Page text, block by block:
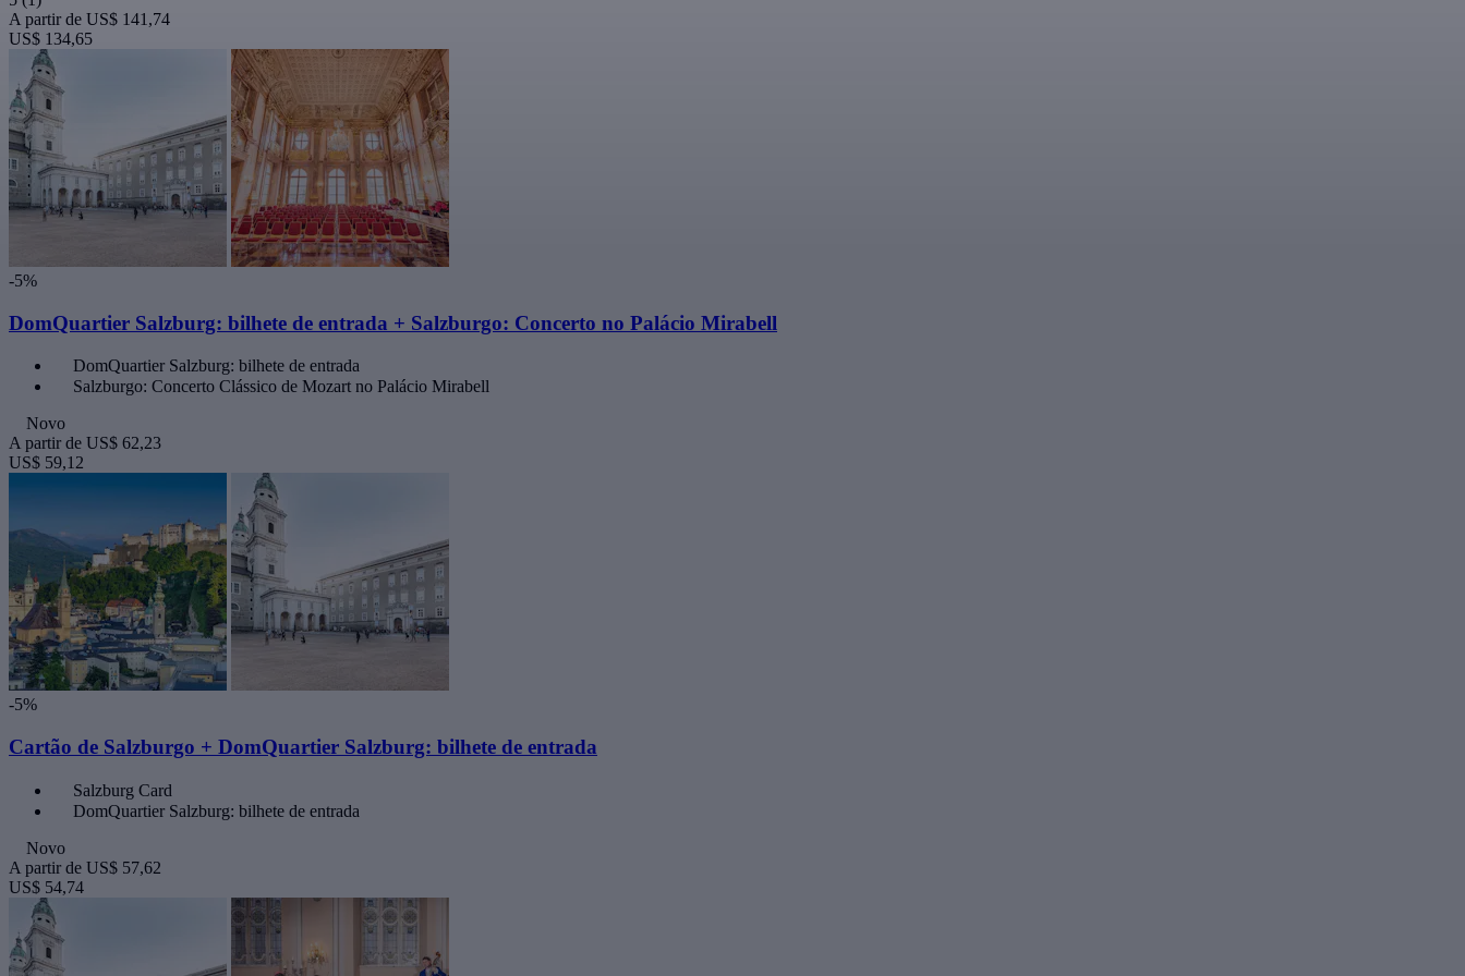
A partir de US$ 141,74
US$ 134,65
-5%
DomQuartier Salzburg: bilhete de entrada + Salzburgo: Concerto no Palácio Mirabell
DomQuartier Salzburg: bilhete de entrada
Salzburgo: Concerto Clássico de Mozart no Palácio Mirabell
Novo
A partir de US$ 62,23
US$ 59,12
-5%
Cartão de Salzburgo + DomQuartier Salzburg: bilhete de entrada
Salzburg Card
DomQuartier Salzburg: bilhete de entrada
Novo
A partir de US$ 57,62
US$ 54,74